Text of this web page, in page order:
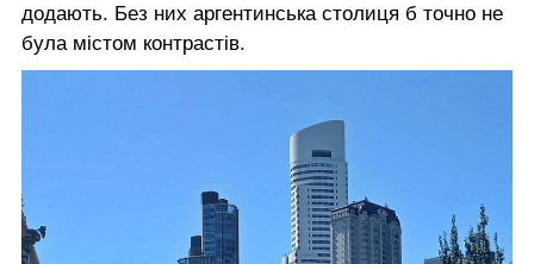
додають. Без них аргентинська столиця б точно не
була містом контрастів.